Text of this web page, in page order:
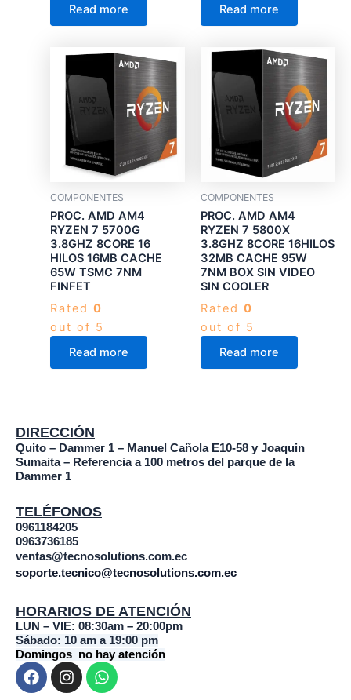
Read more
Read more
COMPONENTES
PROC. AMD AM4
RYZEN 7 5700G
3.8GHZ 8CORE 16
HILOS 16MB CACHE
65W TSMC 7NM
FINFET
Rated 0
out of 5
Read more
COMPONENTES
PROC. AMD AM4
RYZEN 7 5800X
3.8GHZ 8CORE 16HILOS
32MB CACHE 95W
7NM BOX SIN VIDEO
SIN COOLER
Rated 0
out of 5
Read more
DIRECCIÓN
Quito – Dammer 1 – Manuel Cañola E10-58 y Joaquin
Sumaita – Referencia a 100 metros del parque de la
Dammer 1
TELÉFONOS
0961184205
0963736185
ventas@tecnosolutions.com.ec
soporte.tecnico@tecnosolutions.com.ec
HORARIOS DE ATENCIÓN
LUN – VIE: 08:30am – 20:00pm
Sábado: 10 am a 19:00 pm
Domingos no hay atención
F
a
I
n
W
h